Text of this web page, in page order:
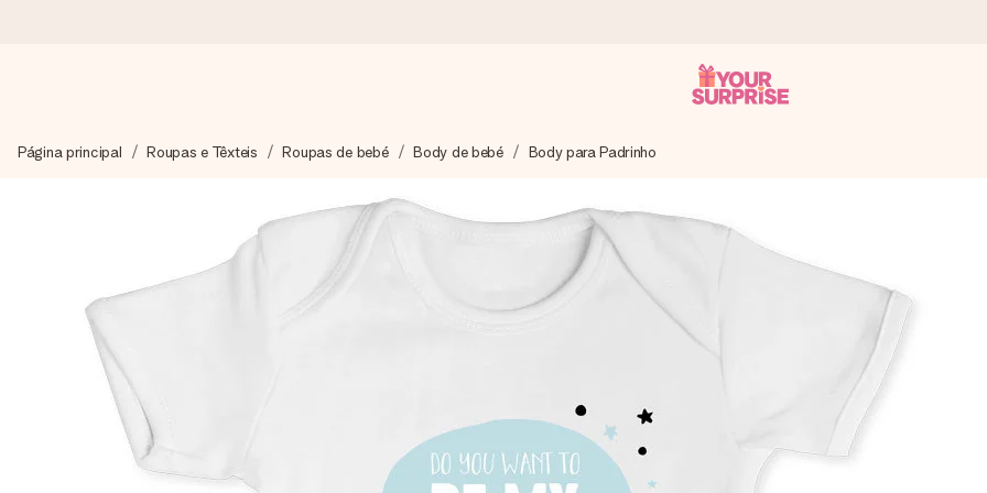
Preparamos o teu presente com toda a atenção e enviamos num instante - para que possas oferece-lo na hora certa, quando
4,7 (com base em +15.000 avaliações)
Os nossos presentes inspiram. Os clientes avaliam-nos com 4,7 no Google Reviews.
Cartão com mensagem grátis
Cria algo único em apenas alguns passos - com o nome dela, uma foto ou uma mensagem que realmente toca o coração. Sem
Página principal Roupas e Têxteis Roupas de bebé Body de bebé Body para Padrinho